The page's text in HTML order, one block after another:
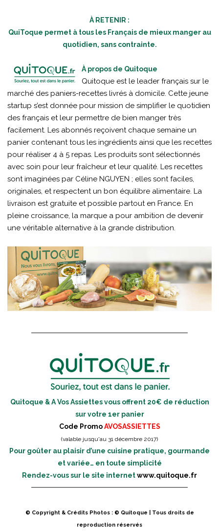
À RETENIR :
QuiToque permet à tous les Français de mieux manger au
quotidien, sans contrainte.
À propos de Quitoque
Quitoque est le leader français sur le
marché des paniers-recettes livrés à domicile. Cette jeune
startup s’est donnée pour mission de simplifier le quotidien
des français et leur permettre de bien manger très
facilement. Les abonnés reçoivent chaque semaine un
panier contenant tous les ingrédients ainsi que les recettes
pour réaliser 4 à 5 repas. Les produits sont sélectionnés
avec soin pour leur fraîcheur et leur qualité. Les recettes
sont imaginées par Céline NGUYEN ; elles sont faciles,
originales, et respectent un bon équilibre alimentaire. La
livraison est gratuite et possible partout en France. En
pleine croissance, la marque a pour ambition de devenir
une véritable alternative à la grande distribution.
Quitoque & A Vos Assiettes vous offrent 20€ de réduction
sur votre 1er panier
Code PromoAVOSASSIETTES
(valable jusqu'au 31 décembre 2017)
Pour goûter au plaisir d’une cuisine pratique, gourmande
et variée… en toute simplicité
Rendez-vous sur le site internetwww.quitoque.fr
© Copyright & Crédits Photos : © Quitoque | Tous droits de
reproduction réservés